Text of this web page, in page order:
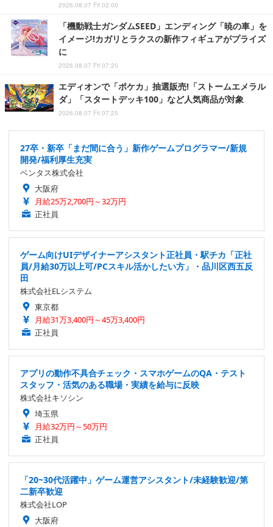
2026.08.07 Fri 02:00
「機動戦士ガンダムSEED」エンディング「暁の車」を
イメージ!カガリとラクスの新作フィギュアがプライズ
に
2026.08.07 Fri 07:20
エディオンで「ポケカ」抽選販売!「ストームエメラル
ダ」「スタートデッキ100」など人気商品が対象
2026.08.07 Fri 07:25
27卒・新卒「まだ間に合う」新作ゲームプログラマー/新規
開発/福利厚生充実
ベンタス株式会社
大阪府
月給25万2,700円～32万円
正社員
ゲーム向けUIデザイナーアシスタント正社員・駅チカ「正社
員/月給30万以上可/PCスキル活かしたい方」・品川区西五反
田
株式会社ELシステム
東京都
月給31万3,400円～45万3,400円
正社員
アプリの動作不具合チェック・スマホゲームのQA・テスト
スタッフ・活気のある職場・実績を給与に反映
株式会社キソシン
埼玉県
月給32万円～50万円
正社員
「20~30代活躍中」ゲーム運営アシスタント/未経験歓迎/第
二新卒歓迎
株式会社LOP
大阪府